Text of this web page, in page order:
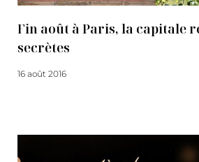
Fin août à Paris, la capitale
secrètes
16 août 2016